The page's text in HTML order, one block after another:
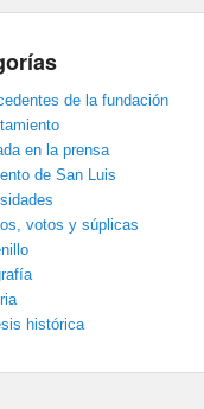
de la fundación
en la prensa
de San Luis
votos y súplicas
histórica